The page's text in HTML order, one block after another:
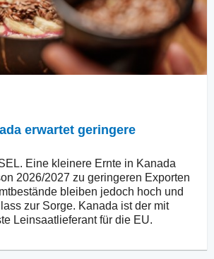
erwartet geringere
Eine kleinere Ernte in Kanada
2026/2027 zu geringeren Exporten
bleiben jedoch hoch und
zur Sorge. Kanada ist der mit
Leinsaatlieferant für die EU.